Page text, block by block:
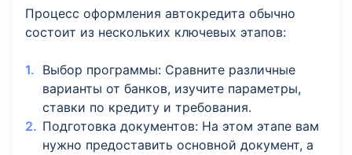
Процесс оформления автокредита обычно
состоит из нескольких ключевых этапов:
Выбор программы: Сравните различные
варианты от банков, изучите параметры,
ставки по кредиту и требования.
Подготовка документов: На этом этапе вам
нужно предоставить основной документ, а